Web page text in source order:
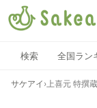
検索 全国ラン
サケアイ ›上喜元 特撰